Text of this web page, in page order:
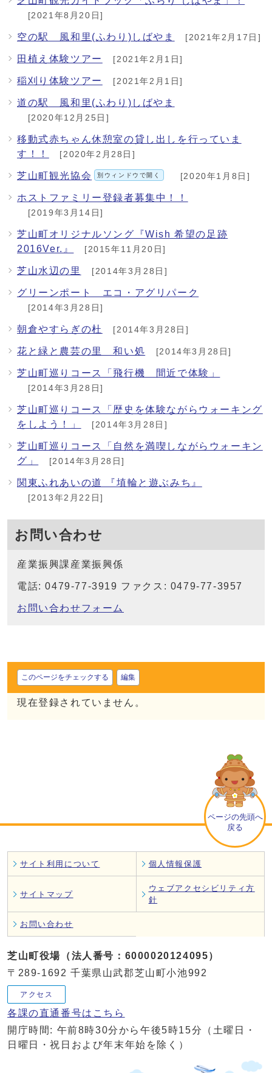
[2021年8月20日]
空の駅 風和里(ふわり)しばやま [2021年2月17日]
田植え体験ツアー [2021年2月1日]
稲刈り体験ツアー [2021年2月1日]
道の駅 風和里(ふわり)しばやま
[2020年12月25日]
移動式赤ちゃん休憩室の貸し出しを行っていま
す！！
[2020年2月28日]
芝山町観光協会 別ウィンドウで開く [2020年1月8日]
ホストファミリー登録者募集中！！
[2019年3月14日]
芝山町オリジナルソング『Wish 希望の足跡
2016Ver.』
[2015年11月20日]
芝山水辺の里 [2014年3月28日]
グリーンポート エコ・アグリパーク
[2014年3月28日]
朝倉やすらぎの杜 [2014年3月28日]
花と緑と農芸の里 和い処 [2014年3月28日]
芝山町巡りコース「飛行機 間近で体験」
[2014年3月28日]
芝山町巡りコース「歴史を体験ながらウォーキング
をしよう！」
[2014年3月28日]
芝山町巡りコース「自然を満喫しながらウォーキン
グ」
[2014年3月28日]
関東ふれあいの道 『埴輪と遊ぶみち』
[2013年2月22日]
お問い合わせ
産業振興課産業振興係
電話: 0479-77-3919 ファクス: 0479-77-3957
お問い合わせフォーム
このページをチェックする 編集
現在登録されていません。
ページの先頭へ
戻る
サイト利用について 個人情報保護
サイトマップ
ウェブアクセシビリティ方
針
お問い合わせ
芝山町役場（法人番号：6000020124095）
〒289-1692 千葉県山武郡芝山町小池992
アクセス
各課の直通番号はこちら
開庁時間: 午前8時30分から午後5時15分（土曜日・
日曜日・祝日および年末年始を除く）